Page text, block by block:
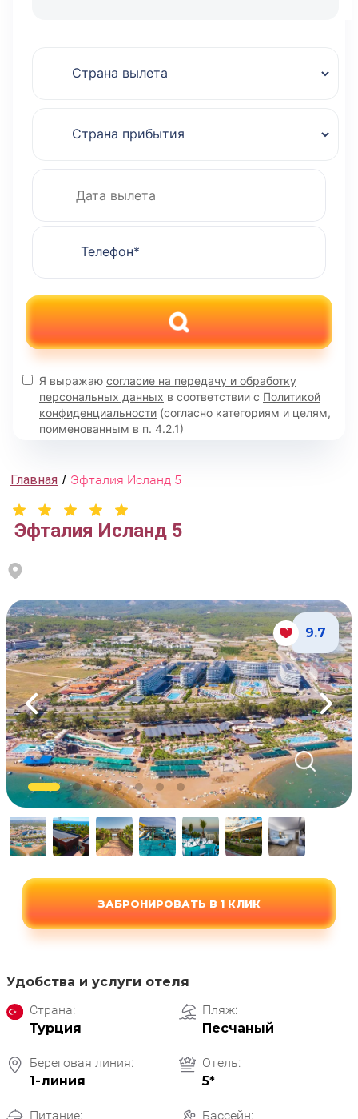
ПОИСК
Я выражаю согласие на передачу и обработку
персональных данных в соответствии с Политикой
конфиденциальности (согласно категориям и целям,
поименованным в п. 4.2.1)
Главная / Эфталия Исланд 5
Эфталия Исланд 5
9.7
ЗАБРОНИРОВАТЬ В 1 КЛИК
Удобства и услуги отеля
Страна:
Турция
Пляж:
Песчаный
Береговая линия:
1-линия
Отель:
5*
Питание:
Бассейн: